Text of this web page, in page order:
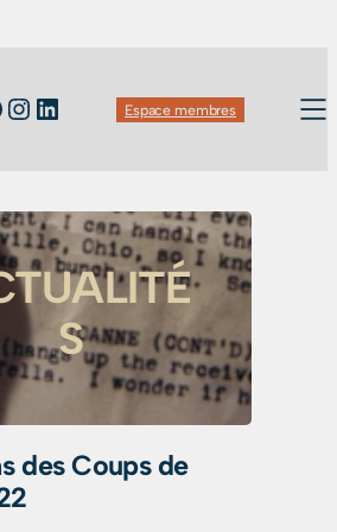
Instagram
LinkedInEspace membres
S
des Coups de